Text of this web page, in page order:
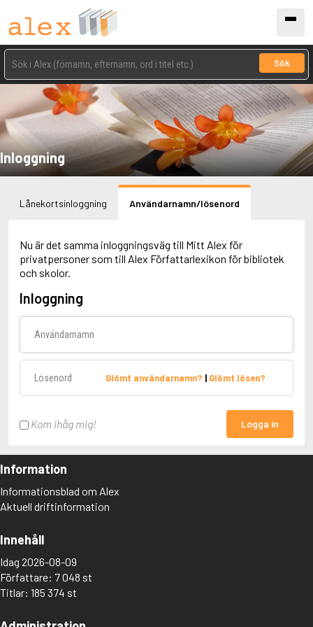
Sök
Inloggning
Lånekortsinloggning Användarnamn/lösenord
Nu är det samma inloggningsväg till Mitt Alex för
privatpersoner som till Alex Författarlexikon för bibliotek
och skolor.
Inloggning
Glömt användarnamn? | Glömt lösen?
Kom ihåg mig! Logga in
Information
Informationsblad om Alex
Aktuell driftinformation
Innehåll
Idag 2026-08-09
Författare: 7 048 st
Titlar: 185 374 st